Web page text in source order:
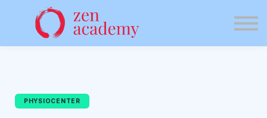
Community
Accedi
PHYSIOCENTER